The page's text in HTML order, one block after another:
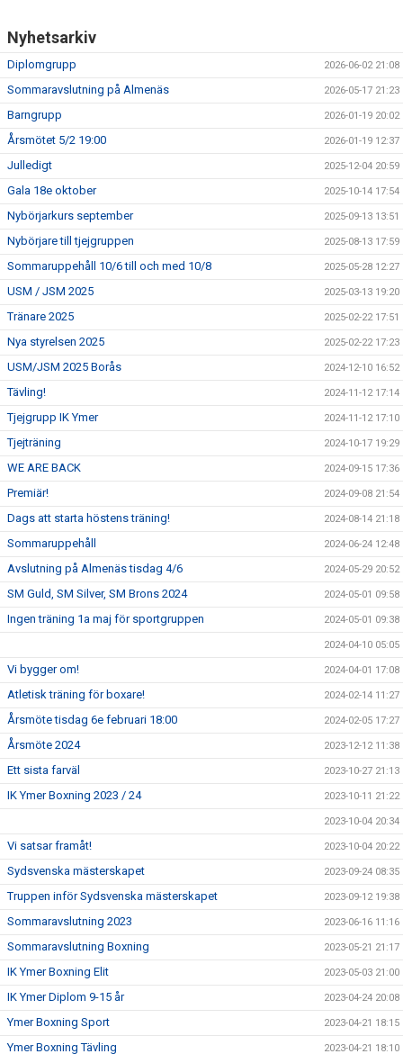
Nyhetsarkiv
Diplomgrupp 2026-06-02 21:08
Sommaravslutning på Almenäs 2026-05-17 21:23
Barngrupp 2026-01-19 20:02
Årsmötet 5/2 19:00 2026-01-19 12:37
Julledigt 2025-12-04 20:59
Gala 18e oktober 2025-10-14 17:54
Nybörjarkurs september 2025-09-13 13:51
Nybörjare till tjejgruppen 2025-08-13 17:59
Sommaruppehåll 10/6 till och med 10/8 2025-05-28 12:27
USM / JSM 2025 2025-03-13 19:20
Tränare 2025 2025-02-22 17:51
Nya styrelsen 2025 2025-02-22 17:23
USM/JSM 2025 Borås 2024-12-10 16:52
Tävling! 2024-11-12 17:14
Tjejgrupp IK Ymer 2024-11-12 17:10
Tjejträning 2024-10-17 19:29
WE ARE BACK 2024-09-15 17:36
Premiär! 2024-09-08 21:54
Dags att starta höstens träning! 2024-08-14 21:18
Sommaruppehåll 2024-06-24 12:48
Avslutning på Almenäs tisdag 4/6 2024-05-29 20:52
SM Guld, SM Silver, SM Brons 2024 2024-05-01 09:58
Ingen träning 1a maj för sportgruppen 2024-05-01 09:38
2024-04-10 05:05
Vi bygger om! 2024-04-01 17:08
Atletisk träning för boxare! 2024-02-14 11:27
Årsmöte tisdag 6e februari 18:00 2024-02-05 17:27
Årsmöte 2024 2023-12-12 11:38
Ett sista farväl 2023-10-27 21:13
IK Ymer Boxning 2023 / 24 2023-10-11 21:22
2023-10-04 20:34
Vi satsar framåt! 2023-10-04 20:22
Sydsvenska mästerskapet 2023-09-24 08:35
Truppen inför Sydsvenska mästerskapet 2023-09-12 19:38
Sommaravslutning 2023 2023-06-16 11:16
Sommaravslutning Boxning 2023-05-21 21:17
IK Ymer Boxning Elit 2023-05-03 21:00
IK Ymer Diplom 9-15 år 2023-04-24 20:08
Ymer Boxning Sport 2023-04-21 18:15
Ymer Boxning Tävling 2023-04-21 18:10